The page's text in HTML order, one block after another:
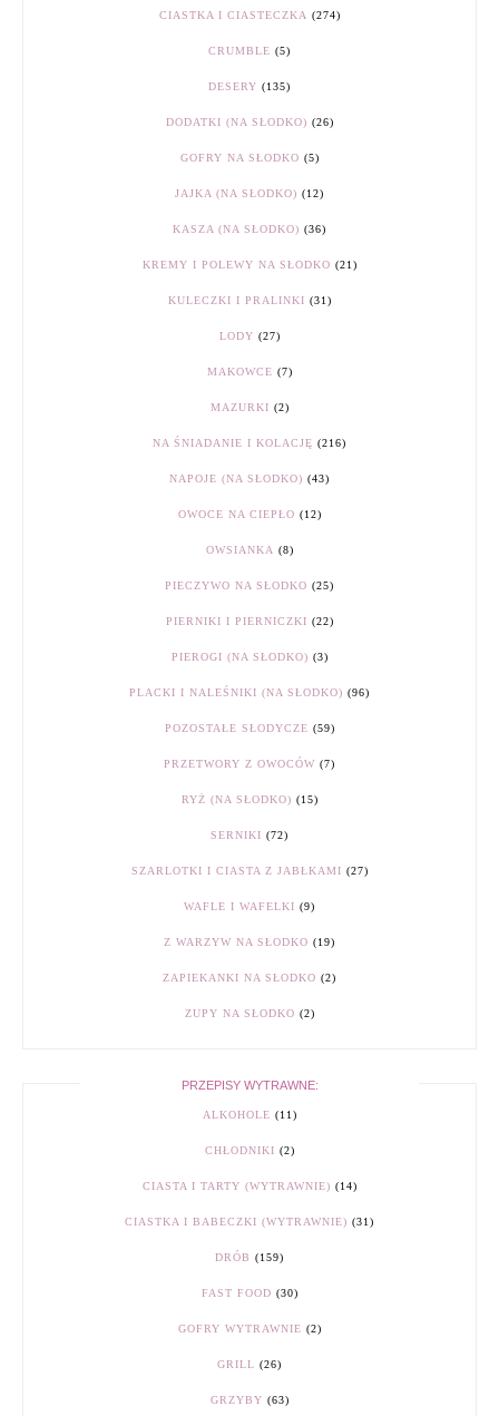
CIASTKA I CIASTECZKA (274)
CRUMBLE (5)
DESERY (135)
DODATKI (NA SŁODKO) (26)
GOFRY NA SŁODKO (5)
JAJKA (NA SŁODKO) (12)
KASZA (NA SŁODKO) (36)
KREMY I POLEWY NA SŁODKO (21)
KULECZKI I PRALINKI (31)
LODY (27)
MAKOWCE (7)
MAZURKI (2)
NA ŚNIADANIE I KOLACJĘ (216)
NAPOJE (NA SŁODKO) (43)
OWOCE NA CIEPŁO (12)
OWSIANKA (8)
PIECZYWO NA SŁODKO (25)
PIERNIKI I PIERNICZKI (22)
PIEROGI (NA SŁODKO) (3)
PLACKI I NALEŚNIKI (NA SŁODKO) (96)
POZOSTAŁE SŁODYCZE (59)
PRZETWORY Z OWOCÓW (7)
RYŻ (NA SŁODKO) (15)
SERNIKI (72)
SZARLOTKI I CIASTA Z JABŁKAMI (27)
WAFLE I WAFELKI (9)
Z WARZYW NA SŁODKO (19)
ZAPIEKANKI NA SŁODKO (2)
ZUPY NA SŁODKO (2)
PRZEPISY WYTRAWNE:
ALKOHOLE (11)
CHŁODNIKI (2)
CIASTA I TARTY (WYTRAWNIE) (14)
CIASTKA I BABECZKI (WYTRAWNIE) (31)
DRÓB (159)
FAST FOOD (30)
GOFRY WYTRAWNIE (2)
GRILL (26)
GRZYBY (63)